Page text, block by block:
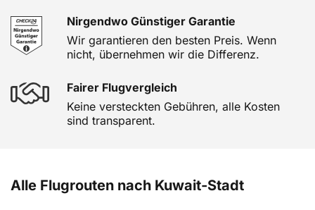
Nirgendwo Günstiger Garantie
Wir garantieren den besten Preis. Wenn
nicht, übernehmen wir die Differenz.
Fairer Flugvergleich
Keine versteckten Gebühren, alle Kosten
sind transparent.
Alle Flugrouten nach Kuwait-Stadt